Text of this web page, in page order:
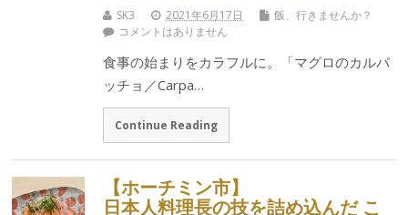
SK3 2021年6月17日
飯、行きませんか？
コメントはありません
食事の始まりをカラフルに。「マグロのカルパ
ッチョ／Carpa…
Continue Reading
【ホーチミン市】
日本人料理長の技を詰め込んだ こ